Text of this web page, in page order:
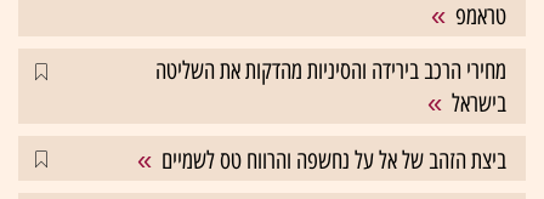
טראמפ
מחירי הרכב בירידה והסיניות מהדקות את השליטה
בישראל
ביצת הזהב של אל על נחשפה והרווח טס לשמיים